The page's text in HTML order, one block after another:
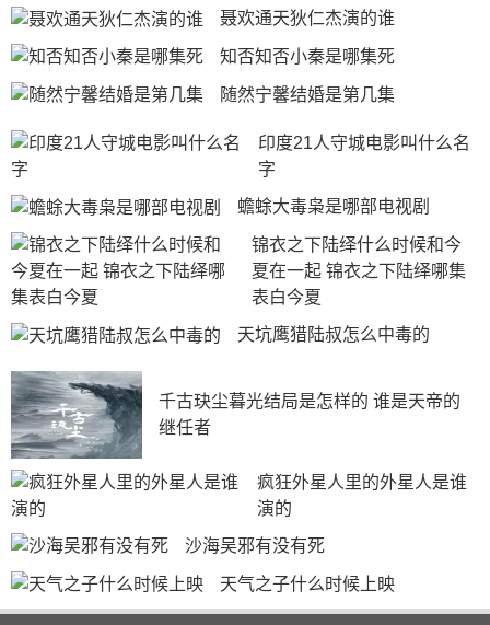
聂欢通天狄仁杰演的谁
知否知否小秦是哪集死
随然宁馨结婚是第几集
印度21人守城电影叫什么名
字
蟾蜍大毒枭是哪部电视剧
锦衣之下陆绎什么时候和今
夏在一起 锦衣之下陆绎哪集
表白今夏
天坑鹰猎陆叔怎么中毒的
千古玦尘暮光结局是怎样的 谁是天帝的
继任者
疯狂外星人里的外星人是谁
演的
沙海吴邪有没有死
天气之子什么时候上映